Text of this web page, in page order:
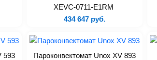
XEVC-0711-E1RM
434 647 руб.
593
Пароконвектомат Unox XV 893